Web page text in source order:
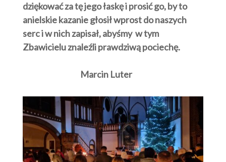
dziękować za tę jego łaskę i prosić go, by to
anielskie kazanie głosił wprost do naszych
serc i w nich zapisał, abyśmy w tym
Zbawicielu znaleźli prawdziwą pociechę.
Marcin Luter